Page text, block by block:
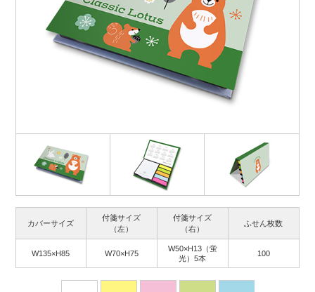
カバーサイズ
付箋サイズ
（左）
付箋サイズ
（右）
ふせん枚数
W135×H85 W70×H75
W50×H13（蛍
光）5本
100